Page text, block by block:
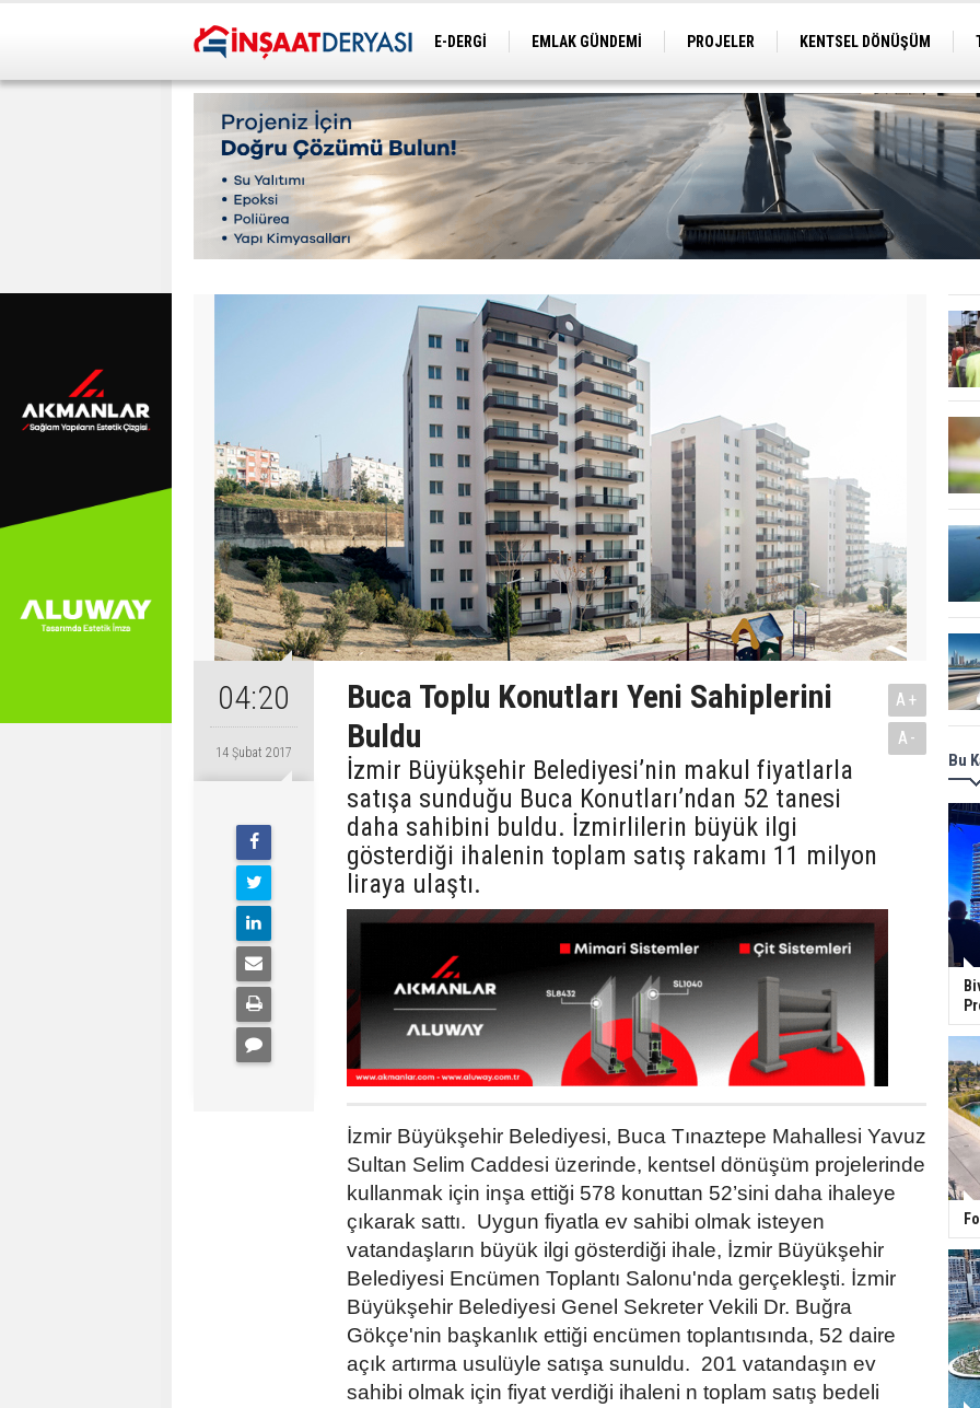
E-DERGİ EMLAK GÜNDEMİ PROJELER KENTSEL DÖNÜŞÜM
04:20
14 Şubat 2017
Buca Toplu Konutları Yeni Sahiplerini
Buldu
İzmir Büyükşehir Belediyesi’nin makul fiyatlarla
satışa sunduğu Buca Konutları’ndan 52 tanesi
daha sahibini buldu. İzmirlilerin büyük ilgi
gösterdiği ihalenin toplam satış rakamı 11 milyon
liraya ulaştı.
A+
A-
İzmir Büyükşehir Belediyesi, Buca Tınaztepe Mahallesi Yavuz
Sultan Selim Caddesi üzerinde, kentsel dönüşüm projelerinde
kullanmak için inşa ettiği 578 konuttan 52’sini daha ihaleye
çıkarak sattı. Uygun fiyatla ev sahibi olmak isteyen
vatandaşların büyük ilgi gösterdiği ihale, İzmir Büyükşehir
Belediyesi Encümen Toplantı Salonu'nda gerçekleşti. İzmir
Büyükşehir Belediyesi Genel Sekreter Vekili Dr. Buğra
Gökçe'nin başkanlık ettiği encümen toplantısında, 52 daire
açık artırma usulüyle satışa sunuldu. 201 vatandaşın ev
sahibi olmak için fiyat verdiği ihaleni n toplam satış bedeli
Bu